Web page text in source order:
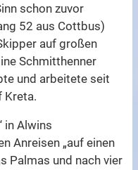
schon zuvor
52 aus Cottbus)
auf großen
Schmitthenner
und arbeitete seit
Kreta.
in Alwins
Anreisen „auf einen
Palmas und nach vier